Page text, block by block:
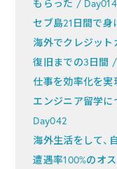
もらった / Day014
セブ島21日間で
海外でクレジット
復旧までの3日間
仕事を効率化を
エンジニア留学
Day042
海外生活をして、
遭遇率100%のオ